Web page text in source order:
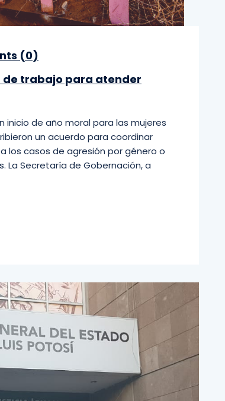
(0)
de trabajo para atender
inicio de año moral para las mujeres
un acuerdo para coordinar
los casos de agresión por género o
La Secretaría de Gobernación, a